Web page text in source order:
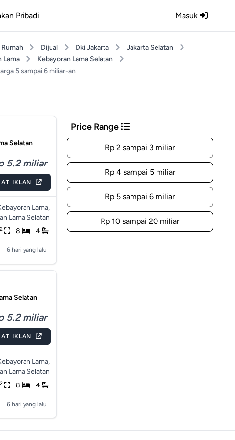
Masuk
Pribadi
Rumah Dijual Dki Jakarta
Jakarta Selatan
Lama
Kebayoran Lama Selatan
5 sampai 6 miliar-an
Selatan
5.2 miliar
IKLAN
Lama,
Lama Selatan
2 8 4
6 hari yang lalu
Selatan
5.2 miliar
IKLAN
Lama,
Lama Selatan
2 8 4
6 hari yang lalu
Price Range
Rp 2 sampai 3 miliar
Rp 4 sampai 5 miliar
Rp 5 sampai 6 miliar
Rp 10 sampai 20 miliar